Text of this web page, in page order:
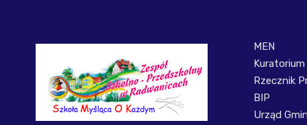
MEN
Rzecznik
BIP
Urząd